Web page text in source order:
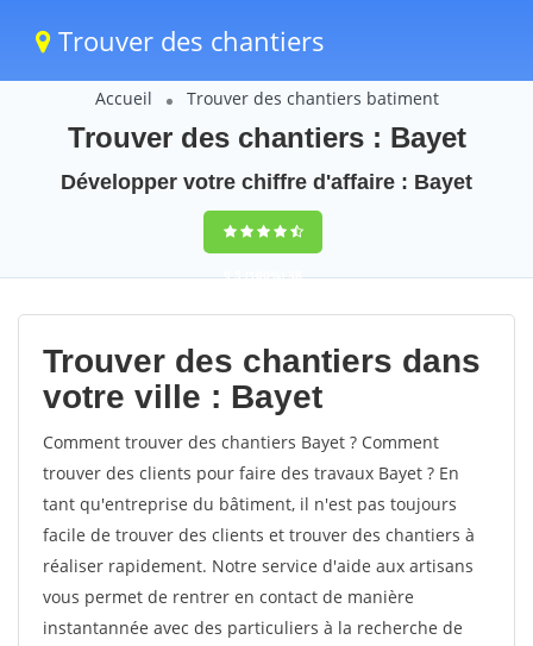
Trouver des chantiers
Accueil Trouver des chantiers batiment
Trouver des chantiers : Bayet
Développer votre chiffre d'affaire : Bayet
9,5(100%)38
votes
Trouver des chantiers dans
votre ville : Bayet
Comment trouver des chantiers Bayet ? Comment
trouver des clients pour faire des travaux Bayet ? En
tant qu'entreprise du bâtiment, il n'est pas toujours
facile de trouver des clients et trouver des chantiers à
réaliser rapidement. Notre service d'aide aux artisans
vous permet de rentrer en contact de manière
instantannée avec des particuliers à la recherche de